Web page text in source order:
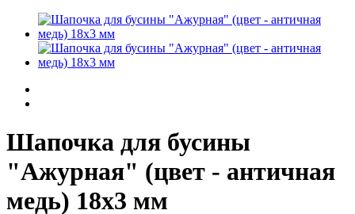
Шапочка для бусины
"Ажурная" (цвет - античная
медь) 18х3 мм